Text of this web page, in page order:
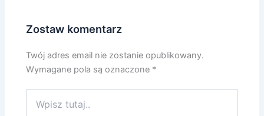
Zostaw komentarz
Twój adres email nie zostanie opublikowany.
Wymagane pola są oznaczone *
tutaj..